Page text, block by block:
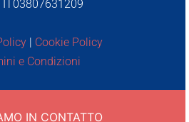
IT03807631209
| Cookie Policy
e Condizioni
IN CONTATTO